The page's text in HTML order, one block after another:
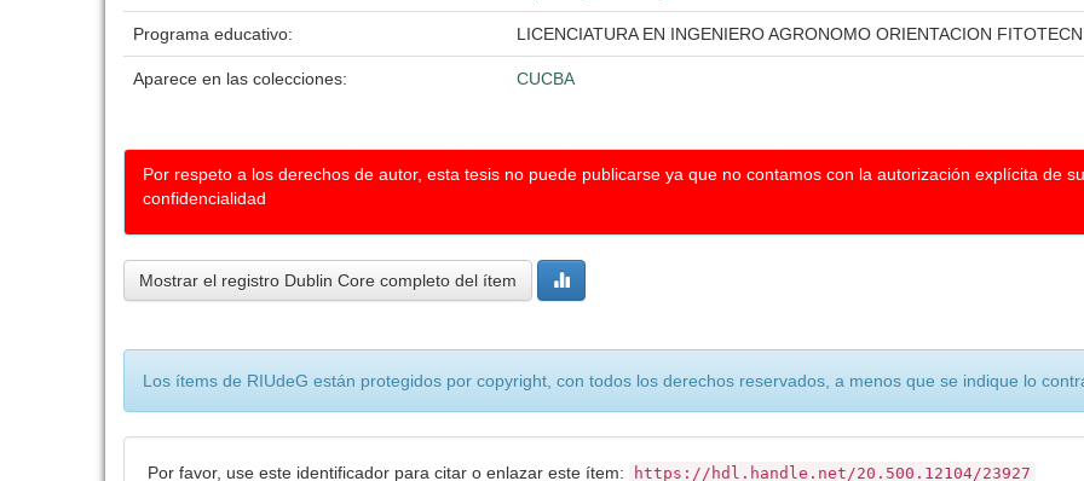
Programa educativo: LICENCIATURA EN INGENIERO AGRONOMO ORIENTACION
Aparece en las colecciones: CUCBA
Por respeto a los derechos de autor, esta tesis no puede publicarse ya que no contamos con la autorización explícita de
confidencialidad
Mostrar el registro Dublin Core completo del ítem
Los ítems de RIUdeG están protegidos por copyright, con todos los derechos reservados, a menos que se indique lo
Por favor, use este identificador para citar o enlazar este ítem: https://hdl.handle.net/20.500.12104/23927